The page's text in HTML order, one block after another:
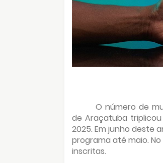
O número de
de Araçatuba
2025. Em junho deste
programa até maio.
inscritas.